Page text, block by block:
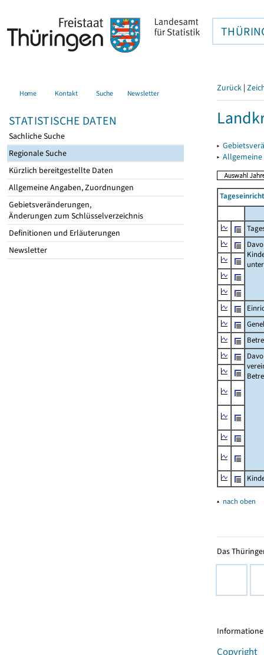
Home Kontakt Suche Newsletter
STATISTISCHE DATEN
Sachliche Suche
Regionale Suche
Kürzlich bereitgestellte Daten
Allgemeine Angaben, Zuordnungen
Gebietsveränderungen,
Änderungen zum Schlüsselverzeichnis
Definitionen und Erläuterungen
Newsletter
Zurück |
▸
▸
▴ nach oben
Das
Copyright